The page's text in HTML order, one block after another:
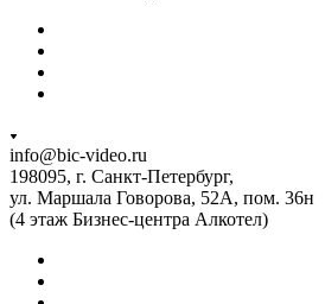
info@bic-video.ru
198095, г. Санкт-Петербург,
ул. Маршала Говорова, 52А, пом. 36н
(4 этаж Бизнес-центра Алкотел)